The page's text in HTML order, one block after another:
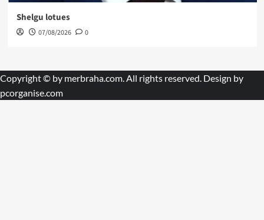
Shelgu lotues
07/08/2026 0
Copyright © by merbraha.com. All rights reserved. Design by
pcorganise.com